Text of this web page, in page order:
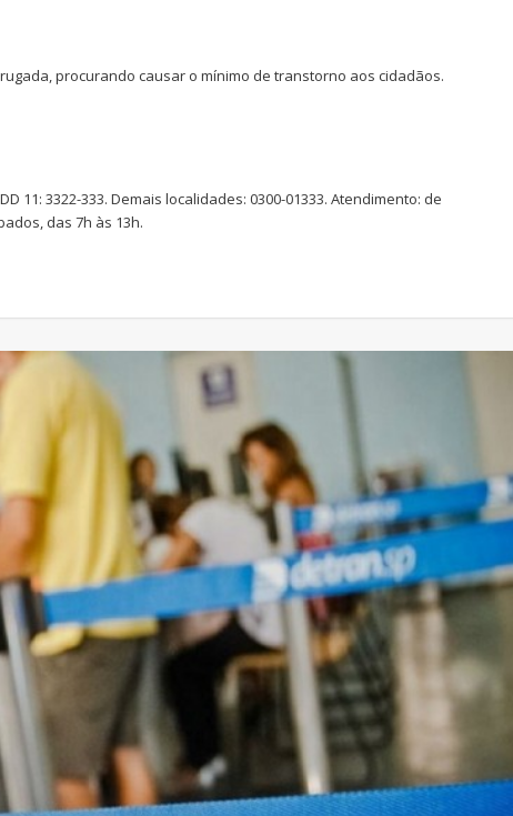
procurando causar o mínimo de transtorno aos cidadãos.
11: 3322-333. Demais localidades: 0300-01333. Atendimento: de
das 7h às 13h.